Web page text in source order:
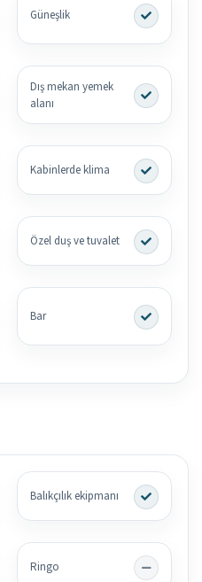
Güneşlik
Dış mekan yemek
alanı
Kabinlerde klima
Özel duş ve tuvalet
Bar
Balıkçılık ekipmanı
Ringo